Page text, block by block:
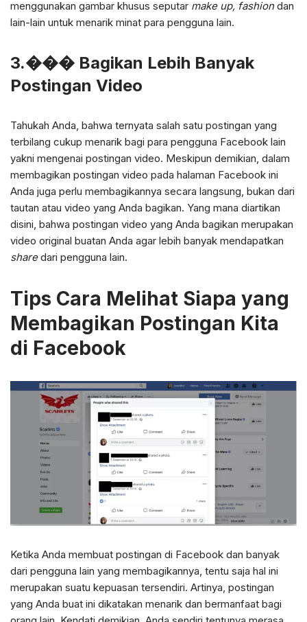
menggunakan gambar khusus seputar make up, fashiondan
lain-lain untuk menarik minat para pengguna lain.
3.��� Bagikan Lebih Banyak
Postingan Video
Tahukah Anda, bahwa ternyata salah satu postingan yang
terbilang cukup menarik bagi para pengguna Facebook lain
yakni mengenai postingan video. Meskipun demikian, dalam
membagikan postingan video pada halaman Facebook ini
Anda juga perlu membagikannya secara langsung, bukan dari
tautan atau video yang Anda bagikan. Yang mana diartikan
disini, bahwa postingan video yang Anda bagikan merupakan
video original buatan Anda agar lebih banyak mendapatkan
sharedari pengguna lain.
Tips Cara Melihat Siapa yang
Membagikan Postingan Kita
di Facebook
Ketika Anda membuat postingan di Facebook dan banyak
dari pengguna lain yang membagikannya, tentu saja hal ini
merupakan suatu kepuasan tersendiri. Artinya, postingan
yang Anda buat ini dikatakan menarik dan bermanfaat bagi